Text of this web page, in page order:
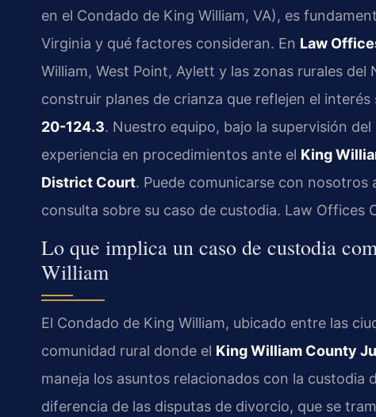
en el Condado de King William, VA), es
Virginia y qué factores consideran. En Law
William, West Point, Aylett y las zonas rurales
construir planes de crianza que reflejen el
20-124.3. Nuestro equipo, bajo la supervisión del
experiencia en procedimientos ante el King
District Court. Puede comunicarse con nosotros
consulta sobre su caso de custodia. Law Offices
Lo que implica un caso de custodia
William
El Condado de King William, ubicado entre las
comunidad rural donde el King William County
maneja los asuntos relacionados con la custodia
diferencia de las disputas de divorcio, que se